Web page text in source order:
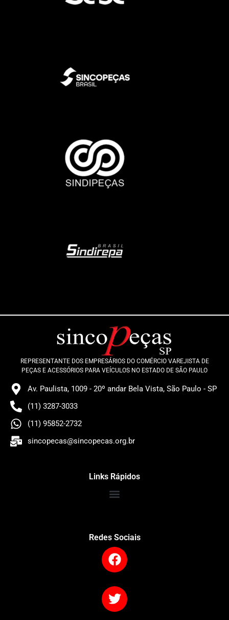
REPRESENTANTE DOS EMPRESÁRIOS DO COMÉRCIO VAREJISTA DE
PEÇAS E ACESSÓRIOS PARA VEÍCULOS NO ESTADO DE SÃO PAULO
Av. Paulista, 1009 - 20º andar Bela Vista, São Paulo - SP
(11) 3287-3033
(11) 95852-2732
sincopecas@sincopecas.org.br
Links Rápidos
Redes Sociais